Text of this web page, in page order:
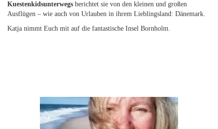
Kuestenkidsunterwegs berichtet sie von den kleinen und großen
Ausflügen – wie auch von Urlauben in ihrem Lieblingsland: Dänemark.
Katja nimmt Euch mit auf die fantastische Insel Bornholm.